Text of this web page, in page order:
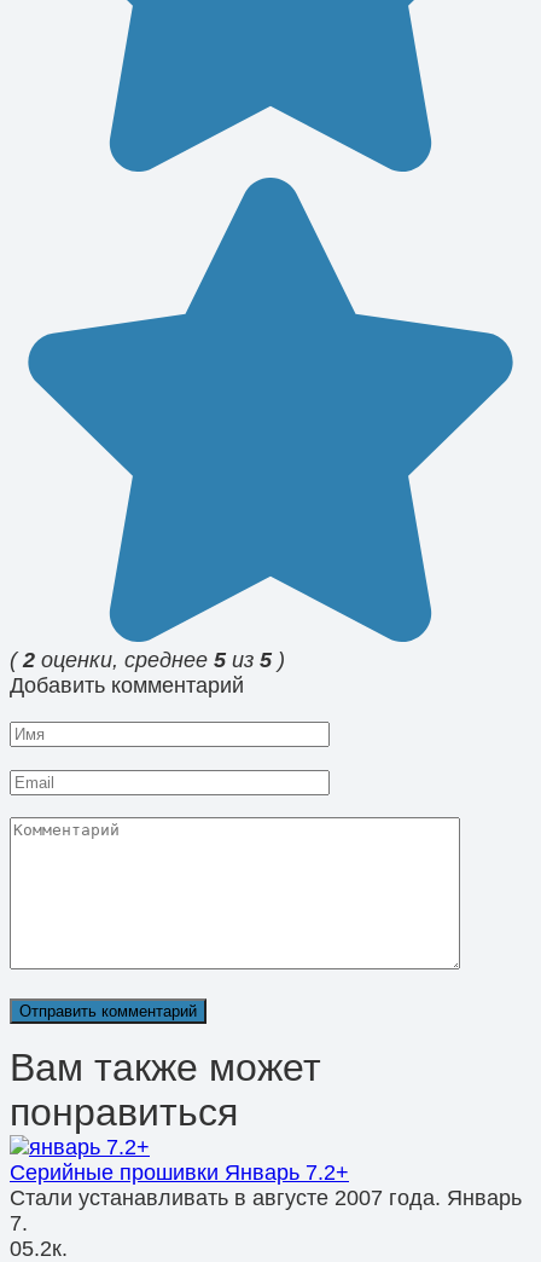
(2 оценки, среднее 5из 5)
Добавить комментарий
Имя
Email
Комментарий
Вам также может
понравиться
Серийные прошивки Январь 7.2+
Стали устанавливать в августе 2007 года. Январь
7.
05.2к.